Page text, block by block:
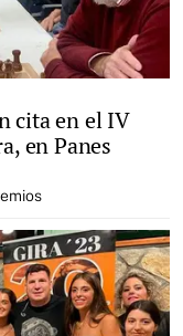
cita en el IV
en Panes